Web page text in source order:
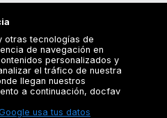
otras tecnologías de
de navegación en
personalizados y
el tráfico de nuestra
llegan nuestros
a continuación, docfav
usa tus datos